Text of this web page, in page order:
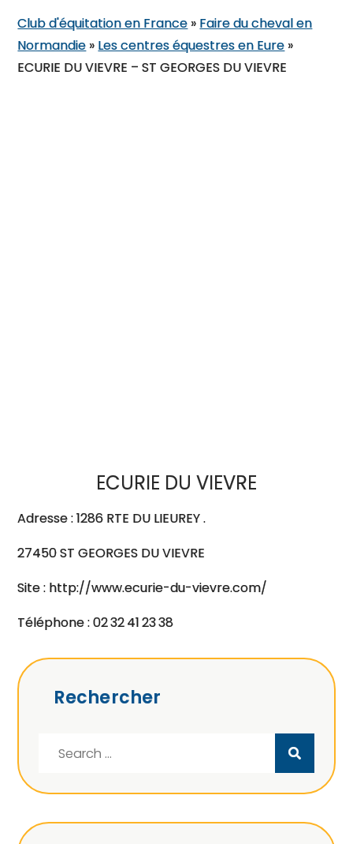
Club d'équitation en France » Faire du cheval en
Normandie » Les centres équestres en Eure »
ECURIE DU VIEVRE – ST GEORGES DU VIEVRE
ECURIE DU VIEVRE
Adresse : 1286 RTE DU LIEUREY .
27450 ST GEORGES DU VIEVRE
Site : http://www.ecurie-du-vievre.com/
Téléphone : 02 32 41 23 38
Rechercher